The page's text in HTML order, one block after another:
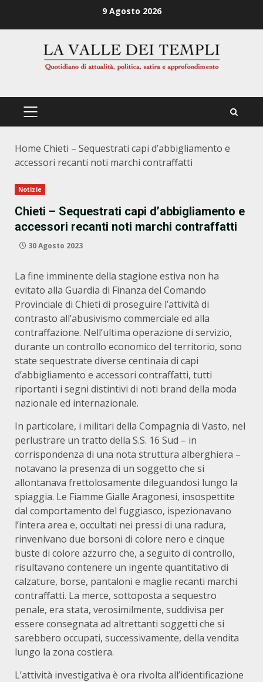
9 Agosto 2026
PRIMÄRES
Home Chieti – Sequestrati capi d’abbigliamento e
accessori recanti noti marchi contraffatti
Notizie
Chieti – Sequestrati capi d’abbigliamento e
accessori recanti noti marchi contraffatti
30 Agosto 2023
La fine imminente della stagione estiva non ha
evitato alla Guardia di Finanza del Comando
Provinciale di Chieti di proseguire l’attività di
contrasto all’abusivismo commerciale ed alla
contraffazione. Nell’ultima operazione di servizio,
durante un controllo economico del territorio, sono
state sequestrate diverse centinaia di capi
d’abbigliamento e accessori contraffatti, tutti
riportanti i segni distintivi di noti brand della moda
nazionale ed internazionale.
In particolare, i militari della Compagnia di Vasto, nel
perlustrare un tratto della S.S. 16 Sud – in
corrispondenza di una nota struttura alberghiera –
notavano la presenza di un soggetto che si
allontanava frettolosamente dileguandosi lungo la
spiaggia. Le Fiamme Gialle Aragonesi, insospettite
dal comportamento del fuggiasco, ispezionavano
l’intera area e, occultati nei pressi di una radura,
rinvenivano due borsoni di colore nero e cinque
buste di colore azzurro che, a seguito di controllo,
risultavano contenere un ingente quantitativo di
calzature, borse, pantaloni e maglie recanti marchi
contraffatti. La merce, sottoposta a sequestro
penale, era stata, verosimilmente, suddivisa per
essere consegnata ad altrettanti soggetti che si
sarebbero occupati, successivamente, della vendita
lungo la zona costiera.
L’attività investigativa è ora rivolta all’identificazione